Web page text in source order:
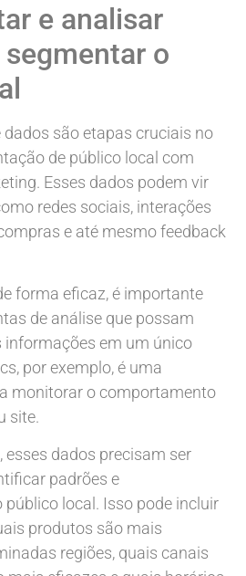
e analisar
o
dados são etapas cruciais no
de público local com
Esses dados podem vir
redes sociais, interações
e até mesmo feedback
forma eficaz, é importante
de análise que possam
informações em um único
por exemplo, é uma
monitorar o comportamento
site.
esses dados precisam ser
padrões e
local. Isso pode incluir
produtos são mais
regiões, quais canais